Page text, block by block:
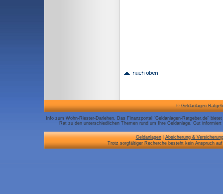
©Geldanlagen-
Info zum Wohn-Riester-Darlehen. Das Finanzportal "Geldanlagen-Ratgeber.de"
Rat zu den unterschiedlichen Themen rund um Ihre Geldanlage. Gut
Geldanlagen|Absicherung &
Trotz sorgfältiger Recherche besteht kein Anspruch